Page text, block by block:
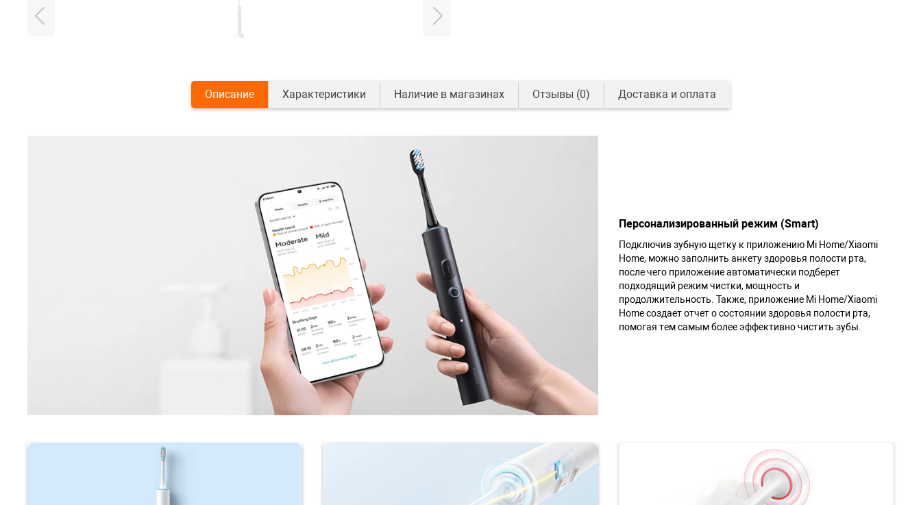
Описание Характеристики Наличие в магазинах Отзывы (0) Доставка и оплата
Персонализированный режим (Smart)
Подключив зубную щетку к приложению Mi Home/Xiaomi
Home, можно заполнить анкету здоровья полости рта,
после чего приложение автоматически подберет
подходящий режим чистки, мощность и
продолжительность. Также, приложение Mi Home/Xiaomi
Home создает отчет о состоянии здоровья полости рта,
помогая тем самым более эффективно чистить зубы.